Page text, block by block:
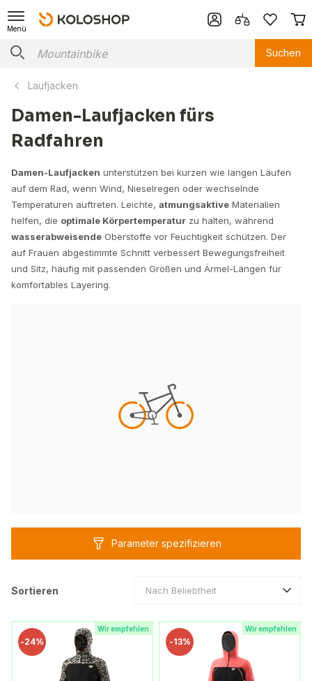
Menü
Suchen
Laufjacken
Damen-Laufjacken fürs
Radfahren
Damen-Laufjacken unterstützen bei kurzen wie langen Läufen
auf dem Rad, wenn Wind, Nieselregen oder wechselnde
Temperaturen auftreten. Leichte, atmungsaktive Materialien
helfen, die optimale Körpertemperatur zu halten, während
wasserabweisende Oberstoffe vor Feuchtigkeit schützen. Der
auf Frauen abgestimmte Schnitt verbessert Bewegungsfreiheit
und Sitz, häufig mit passenden Größen und Ärmel-Längen für
komfortables Layering.
Parameter spezifizieren
Sortieren Nach Beliebtheit
Wir empfehlen
-24%
Wir empfehlen
-13%